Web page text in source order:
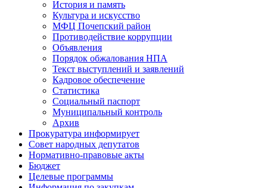
История и память
Культура и искусство
МФЦ Почепский район
Противодействие коррупции
Объявления
Порядок обжалования НПА
Текст выступлений и заявлений
Кадровое обеспечение
Статистика
Социальный паспорт
Муниципальный контроль
Архив
Прокуратура информирует
Совет народных депутатов
Нормативно-правовые акты
Бюджет
Целевые программы